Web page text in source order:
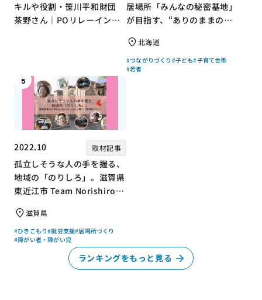
キルや役割・笹川平和財団
茶野さん｜POリレーインタ
居場所「みんなの秘密基地」
が目指す、“ありのままの自
ィづくり
北海道
#つながりづくり #子ども#子育て世帯
#若者
5
2022.10 取材記事
孤立しそうな人の手を握る、
地域の「のりしろ」。滋賀県
東近江市 Team Norishiroの
滋賀県
#ひきこもり#就労支援#居場所づくり
#障がい者・障がい児
ランキングをもっと見る